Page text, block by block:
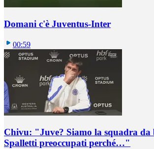
Domani c'è Juventus-Inter
00:59
Chivu: "Juve? Siamo la squadra da
Spalletti preoccupati perché…"